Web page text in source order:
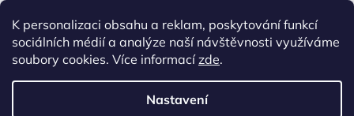
K personalizaci obsahu a reklam, poskytování funkcí
sociálních médií a analýze naší návštěvnosti využíváme
soubory cookies. Více informacízde.
Nastavení